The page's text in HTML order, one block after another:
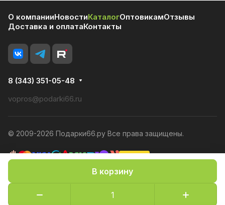
В корзину
О компанииНовостиКаталогОптовикамОтзывы
Доставка и оплатаКонтакты
8 (343) 351-05-48
vopros@podarki66.ru
© 2009-2026 Подарки66.ру Все права защищены.
Политика конфиденциальности